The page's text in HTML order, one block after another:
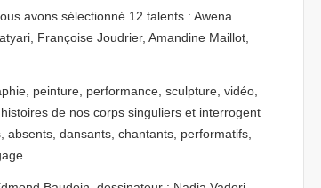
avons sélectionné 12 talents : Awena
Françoise Joudrier, Amandine Maillot,
peinture, performance, sculpture, vidéo,
de nos corps singuliers et interrogent
dansants, chantants, performatifs,